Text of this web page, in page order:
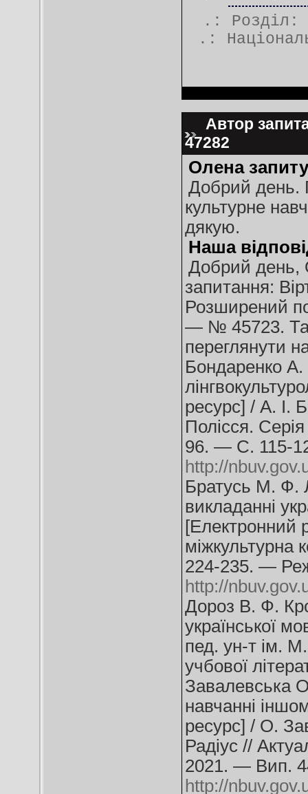
.: Розділ:
.:
Автор
47282
Олена
Добрий день.
культурне
дякую.
Наша
Добрий день,
запитання:
Розширений
— № 45723.
переглянути
Бондаренко А.
ресурс] / А. І.
Полісся.
96. — С. 115-
http://
Братусь М. Ф.
викладанні
[Електронний
224-235. —
http://
Дороз В. Ф.
української
пед. ун-т ім.
учбової
Завалевська
навчанні
ресурс] / О.
Радіус //
2021. — Вип.
http://